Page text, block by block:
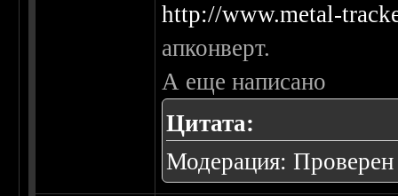
http://www.metal-
апконверт.
А еще написано
Цитата:
Модерация: